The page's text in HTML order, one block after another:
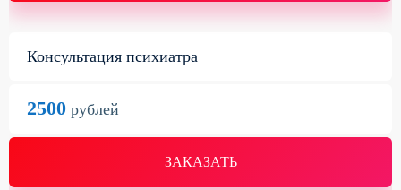
Консультация психиатра
ЗАКАЗАТЬ
2500 рублей